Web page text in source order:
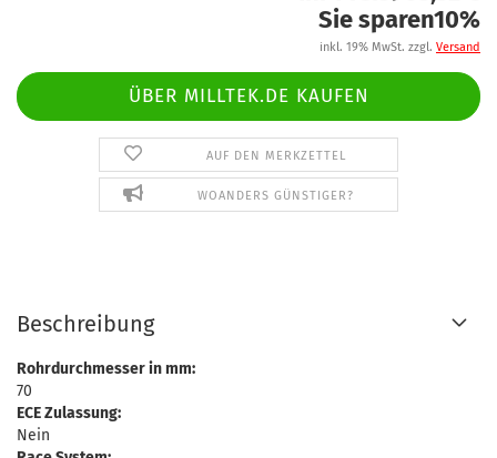
Sie sparen10%
inkl. 19% MwSt. zzgl. Versand
ÜBER MILLTEK.DE KAUFEN
AUF DEN MERKZETTEL
WOANDERS GÜNSTIGER?
Beschreibung
Rohrdurchmesser in mm:
70
ECE Zulassung:
Nein